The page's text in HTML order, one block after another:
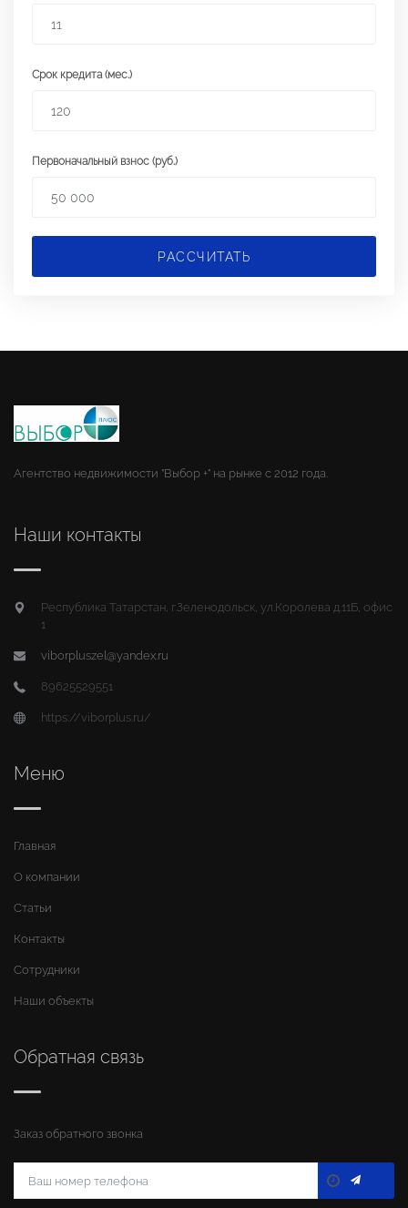
Срок кредита (мес.)
Первоначальный взнос (руб.)
РАССЧИТАТЬ
Агентство недвижимости "Выбор +" на рынке с 2012 года.
Наши контакты
Республика Татарстан, г.Зеленодольск, ул.Королева д.11Б, офис
1
viborpluszel@yandex.ru
89625529551
https://viborplus.ru/
Меню
Главная
О компании
Статьи
Контакты
Сотрудники
Наши объекты
Обратная связь
Заказ обратного звонка